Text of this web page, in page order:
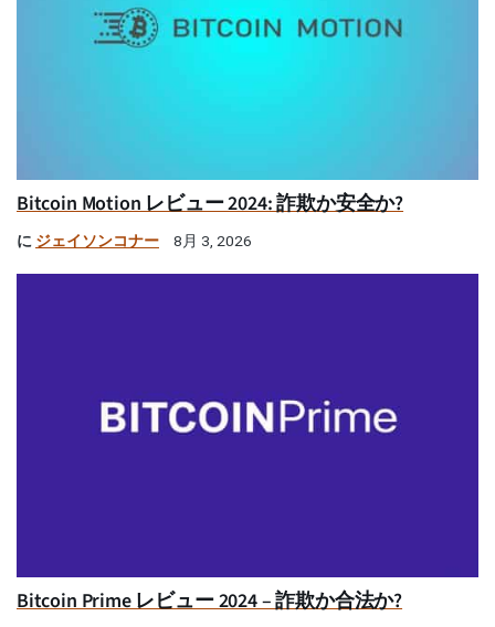
Bitcoin Motion レビュー 2024: 詐欺か安全か?
に ジェイソンコナー 8月 3, 2026
Bitcoin Prime レビュー 2024 – 詐欺か合法か?